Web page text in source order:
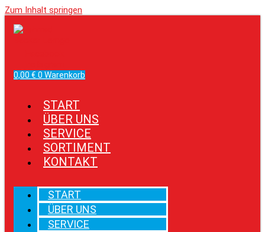
Zum Inhalt springen
0,00 € 0 Warenkorb
START
ÜBER UNS
SERVICE
SORTIMENT
KONTAKT
START
ÜBER UNS
SERVICE